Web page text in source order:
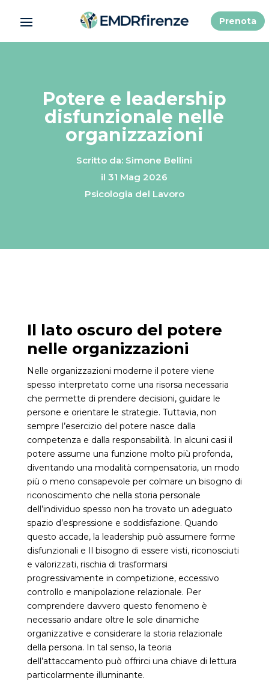
Prenota
Potere e leadership
disfunzionale nelle
organizzazioni
Scritto da: Simone Bellini
il 31 Mag 2026
Psicologia del Lavoro
Il lato oscuro del potere
nelle organizzazioni
Nelle organizzazioni moderne il potere viene
spesso interpretato come una risorsa necessaria
che permette di prendere decisioni, guidare le
persone e orientare le strategie. Tuttavia, non
sempre l’esercizio del potere nasce dalla
competenza e dalla responsabilità. In alcuni casi il
potere assume una funzione molto più profonda,
diventando una modalità compensatoria, un modo
più o meno consapevole per colmare un bisogno di
riconoscimento che nella storia personale
dell’individuo spesso non ha trovato un adeguato
spazio d’espressione e soddisfazione. Quando
questo accade, la leadership può assumere forme
disfunzionali e Il bisogno di essere visti, riconosciuti
e valorizzati, rischia di trasformarsi
progressivamente in competizione, eccessivo
controllo e manipolazione relazionale. Per
comprendere davvero questo fenomeno è
necessario andare oltre le sole dinamiche
organizzative e considerare la storia relazionale
della persona. In tal senso, la teoria
dell’attaccamento può offrirci una chiave di lettura
particolarmente illuminante.